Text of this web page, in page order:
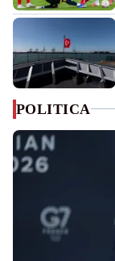
POLITICA